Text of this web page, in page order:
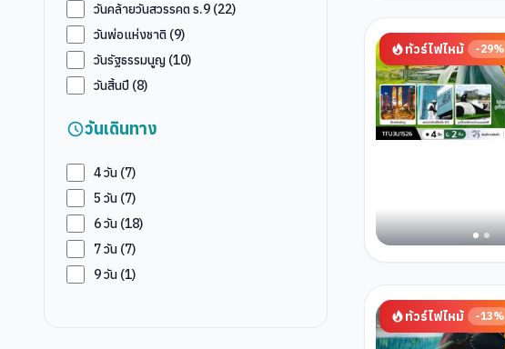
วันคล้ายวันสวรรคต ร.9 (22)
วันพ่อแห่งชาติ (9)
วันรัฐธรรมนูญ (10)
วันสิ้นปี (8)
วันเดินทาง
4วัน (7)
5 วัน (7)
6วัน (18)
7วัน (7)
9วัน (1)
ทัวร์ไฟไหม้ -29%
ทัวร์ไฟไหม้ -13%